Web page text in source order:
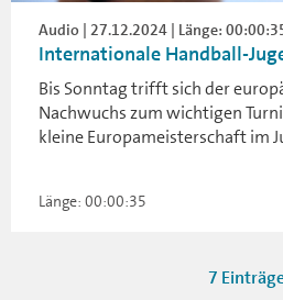
Audio | 27.12.2024 | Länge:
Internationale Handball-
Bis Sonntag trifft sich der
Nachwuchs zum wichtigen
kleine Europameisterschaft im
Länge: 00:00:35
7